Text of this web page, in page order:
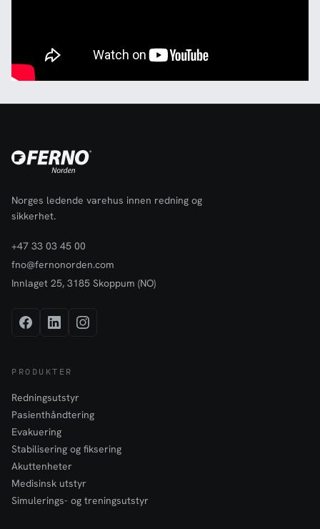
Norges ledende varehus innen redning og
sikkerhet.
+47 33 03 45 00
fno@fernonorden.com
Innlaget 25, 3185 Skoppum (NO)
PRODUKTER
Redningsutstyr
Pasienthåndtering
Evakuering
Stabilisering og fiksering
Akuttenheter
Medisinsk utstyr
Simulerings- og treningsutstyr